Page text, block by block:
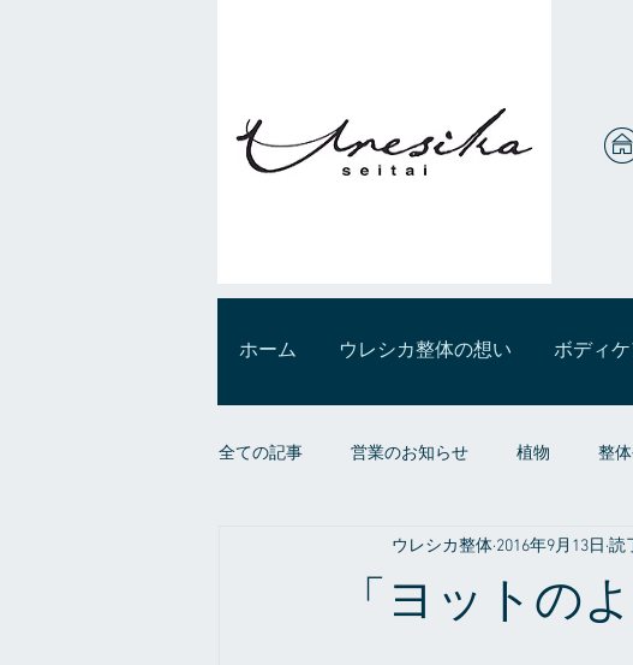
ホーム ウレシカ整体の想い ボディ
全ての記事 営業のお知らせ 植物 整
整体やお店の事だったり 症例 プラ
「ヨットの
ウレシカ整体 2016年9月13日 読